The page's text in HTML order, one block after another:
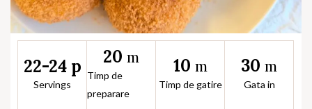
22-24 p
Servings
20 m
Timp de
preparare
10 m
Timp de gatire
30 m
Gata in